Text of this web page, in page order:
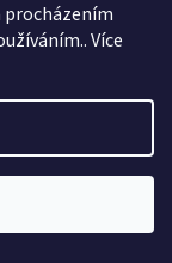
procházením
Více